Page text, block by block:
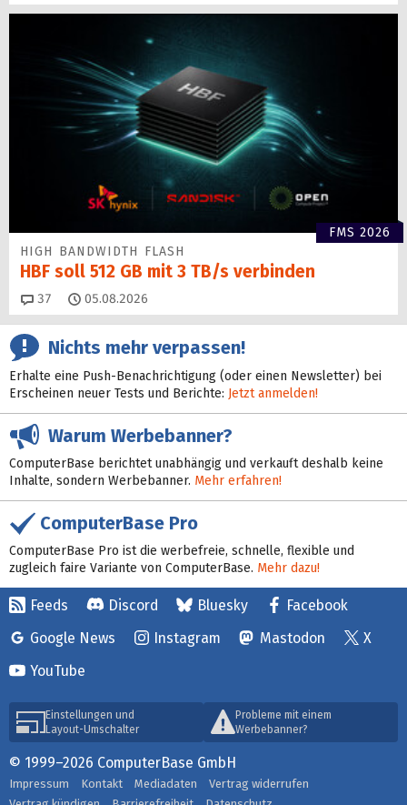
FMS 2026
HIGH BANDWIDTH FLASH
HBF soll 512 GB mit 3 TB/s verbinden
37 Kommentare
05.08.2026
Nichts mehr verpassen!
Erhalte eine Push-Benachrichtigung (oder einen Newsletter) bei
Erscheinen neuer Tests und Berichte: Jetzt anmelden!
Warum Werbebanner?
ComputerBase berichtet unabhängig und verkauft deshalb keine
Inhalte, sondern Werbebanner. Mehr erfahren!
ComputerBase Pro
ComputerBase Pro ist die werbefreie, schnelle, flexible und
zugleich faire Variante von ComputerBase. Mehr dazu!
Feeds Discord Bluesky
Facebook
Google News
Instagram Mastodon
X
YouTube
Einstellungen und
Layout-Umschalter
Probleme mit einem
Werbebanner?
© 1999–2026 ComputerBase GmbH
Impressum Kontakt Mediadaten
Vertrag widerrufen